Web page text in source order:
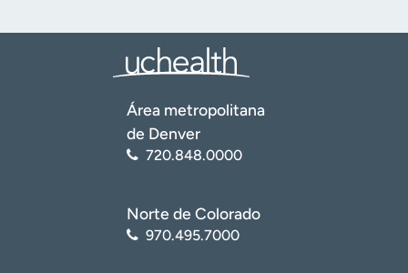
Área metropolitana
de Denver
720.848.0000
Norte de Colorado
970.495.7000